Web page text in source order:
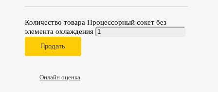
Количество товара Процессорный сокет без
элемента охлаждения
Продать
Онлайн оценка